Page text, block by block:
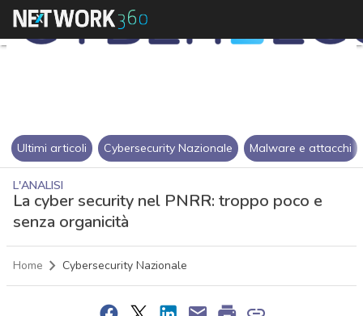
Ultimi articoli Cybersecurity Nazionale Malware e attacchi
L'ANALISI
La cyber security nel PNRR: troppo poco e
senza organicità
Home Cybersecurity Nazionale